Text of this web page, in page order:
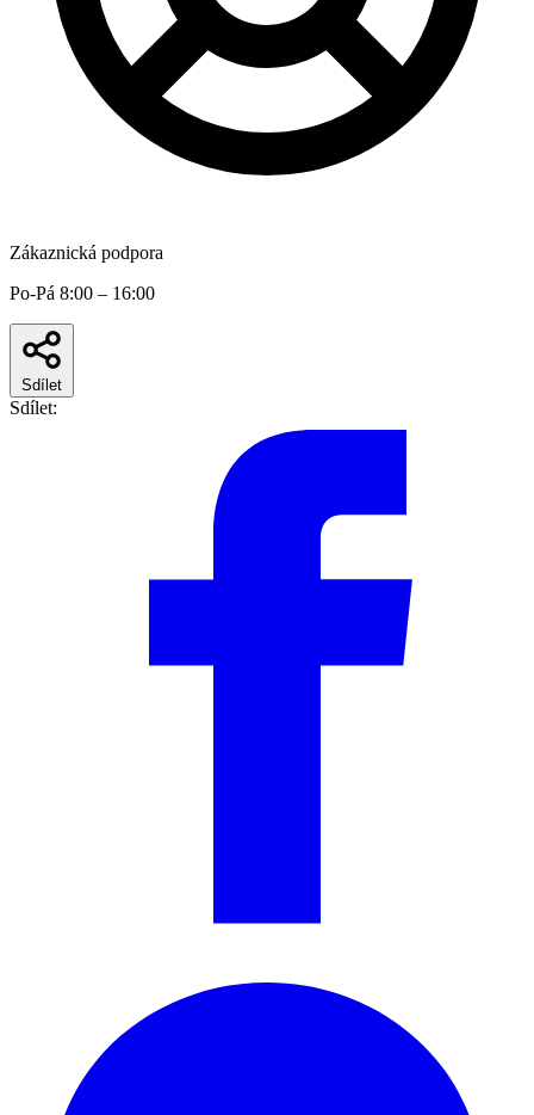
Zákaznická podpora
Po-Pá 8:00 – 16:00
Sdílet
Sdílet: